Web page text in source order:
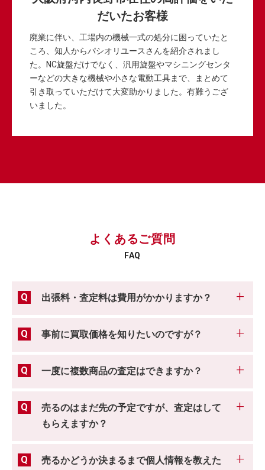
だいたお客様
廃業に伴い、工場内の機械一式の処分に困っていたと
ころ、知人からパシオリユースさんを紹介されまし
た。NC旋盤だけでなく、汎用旋盤やマシニングセンタ
ーなどの大きな機械や小さな電動工具まで、まとめて
引き取っていただけて大変助かりました。有難うござ
いました。
よくあるご質問
FAQ
出張料・査定料は費用がかかりますか？
事前に買取価格を知りたいのですが？
一度に複数商品の査定はできますか？
売るのはまだ先の予定ですが、査定はして
もらえますか？
売るかどうか決まるまで個人情報を教えた